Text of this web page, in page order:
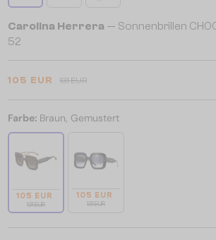
Carolina Herrera — Sonnenbrillen
52
105 EUR 131 EUR
Farbe: Braun, Gemustert
105 EUR
131 EUR
105 EUR
131 EUR